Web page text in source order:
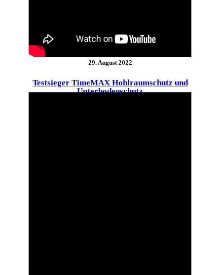
29. August 2022
Testsieger TimeMAX Hohlraumschutz und
Unterbodenschutz